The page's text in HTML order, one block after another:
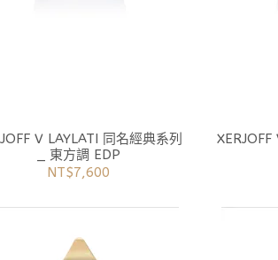
同名經典系列
_ 東方調 EDP
NT$7,600
XERJOFF V MUSE EDP 同名經典系